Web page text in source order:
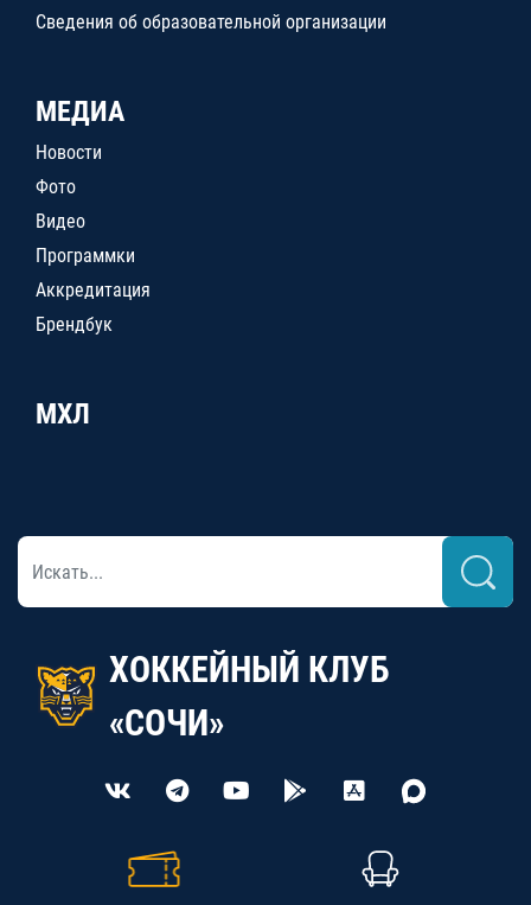
Сведения об образовательной организации
МЕДИА
Новости
Фото
Видео
Программки
Аккредитация
Брендбук
МХЛ
ХОККЕЙНЫЙ КЛУБ
«СОЧИ»